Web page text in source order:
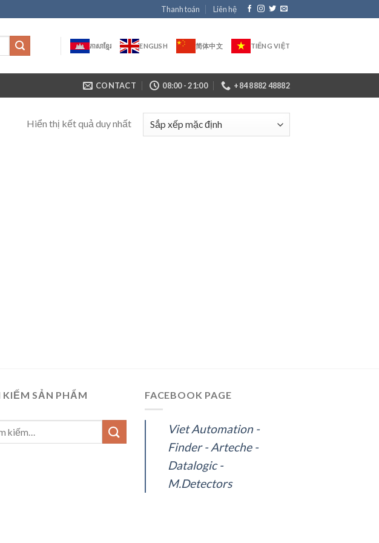
Thanh toán Liên hệ
ភាសាខ្មែរ ENGLISH 简体中文 TIẾNG VIỆT
CONTACT 08:00 - 21:00 +84 8882 48882
Hiển thị kết quả duy nhất
KIẾM SẢN PHẨM FACEBOOK PAGE
Viet Automation -
Finder - Arteche -
Datalogic -
M.Detectors